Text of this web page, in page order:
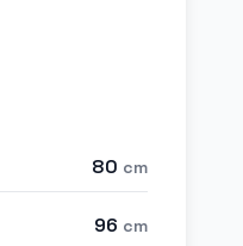
80 cm
96 cm